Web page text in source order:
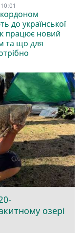
до української
працює новий
та що для
озері